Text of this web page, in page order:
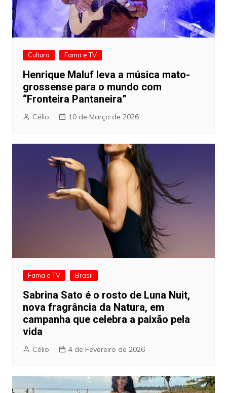
Cultura Fama e TV
Henrique Maluf leva a música mato-
grossense para o mundo com
“Fronteira Pantaneira”
Célio 10 de Março de 2026
Fama e TV Brasil
Sabrina Sato é o rosto de Luna Nuit,
nova fragrância da Natura, em
campanha que celebra a paixão pela
vida
Célio 4 de Fevereiro de 2026